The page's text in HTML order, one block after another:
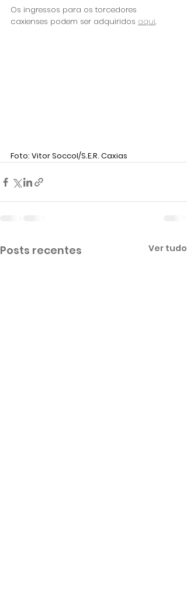
Os ingressos para os torcedores
caxienses podem ser adquiridos aqui.
Foto: Vitor Soccol/S.E.R. Caxias
Posts recentes Ver tudo